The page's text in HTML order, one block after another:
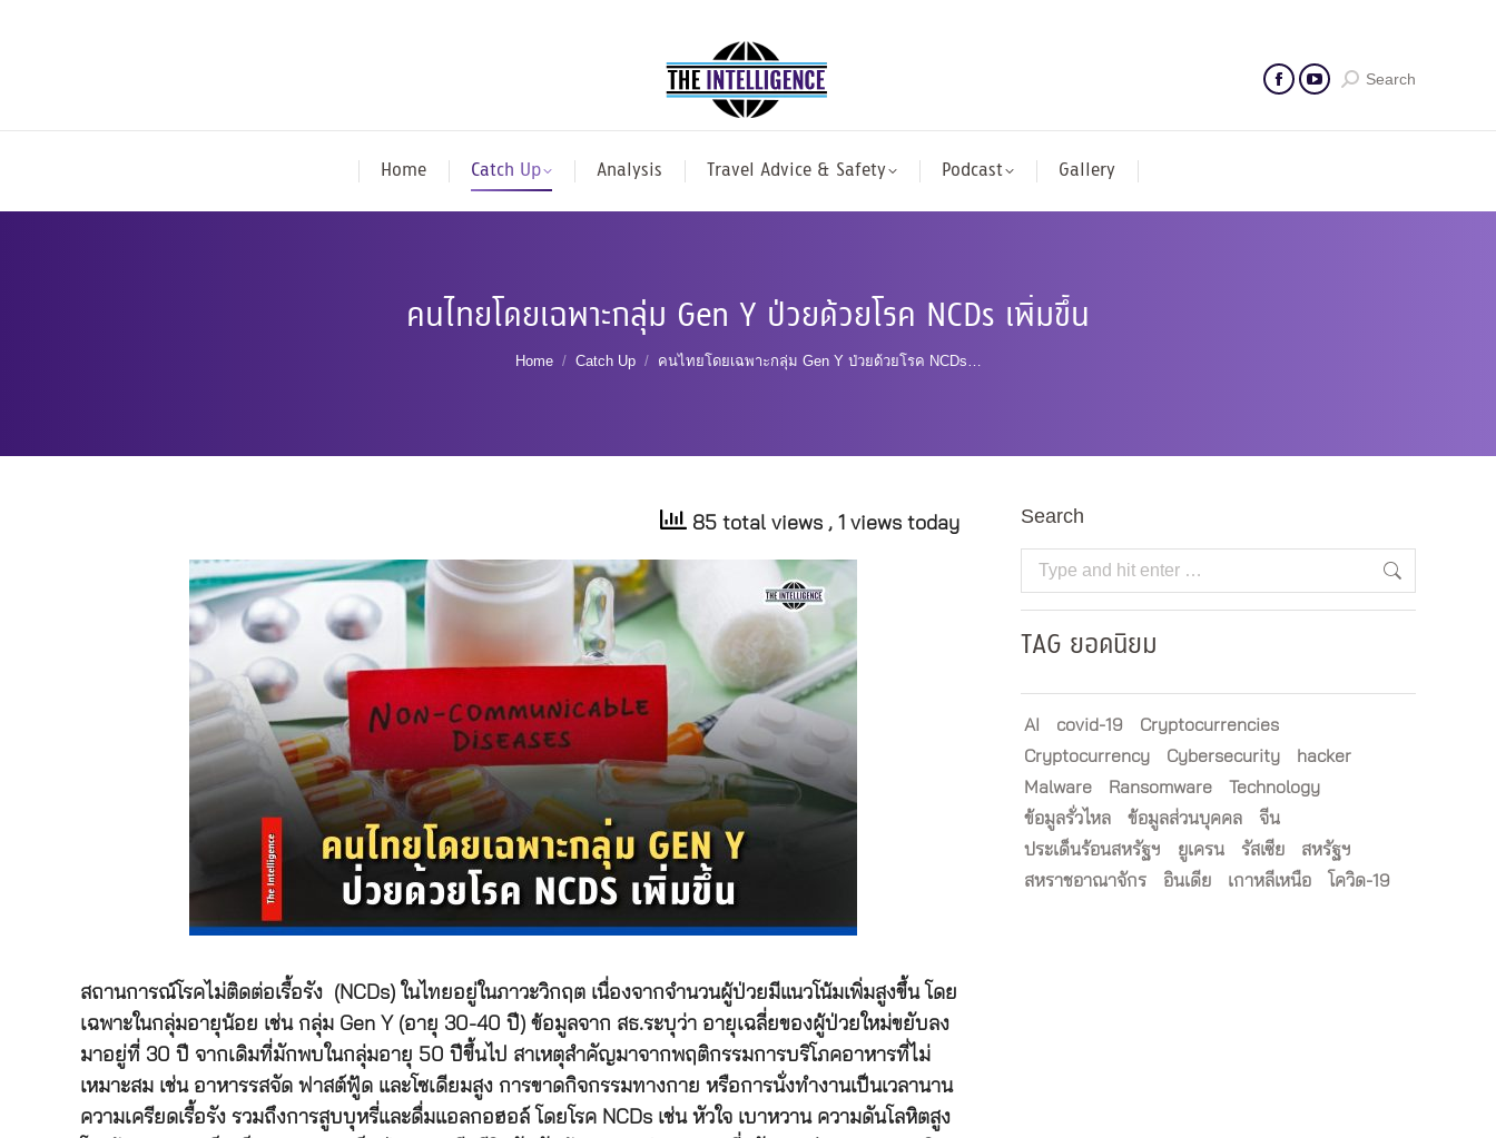
Search
Home Catch Up Analysis Travel Advice & Safety Podcast Gallery
คนไทยโดยเฉพาะกลุ่ม Gen Y ป่วยด้วยโรค NCDs เพิ่มขึ้น
You are here:
Home Catch Up คนไทยโดยเฉพาะกลุ่ม Gen Y ป่วยด้วยโรค NCDs…
85 total views , 1 views today
สถานการณ์โรคไม่ติดต่อเรื้อรัง (NCDs) ในไทยอยู่ในภาวะวิกฤต เนื่องจากจำนวนผู้ป่วยมีแนวโน้มเพิ่มสูงขึ้น โดย
เฉพาะในกลุ่มอายุน้อย เช่น กลุ่ม Gen Y (อายุ 30-40 ปี) ข้อมูลจาก สธ.ระบุว่า อายุเฉลี่ยของผู้ป่วยใหม่ขยับลง
มาอยู่ที่ 30 ปี จากเดิมที่มักพบในกลุ่มอายุ 50 ปีขึ้นไป สาเหตุสำคัญมาจากพฤติกรรมการบริโภคอาหารที่ไม่
เหมาะสม เช่น อาหารรสจัด ฟาสต์ฟู้ด และโซเดียมสูง การขาดกิจกรรมทางกาย หรือการนั่งทำงานเป็นเวลานาน
ความเครียดเรื้อรัง รวมถึงการสูบบุหรี่และดื่มแอลกอฮอล์ โดยโรค NCDs เช่น หัวใจ เบาหวาน ความดันโลหิตสูง
Search
Search:
TAG ยอดนิยม
AI covid-19
Cryptocurrencies
Cryptocurrency
Cybersecurity
hacker
Malware
Ransomware
Technology
ข้อมูลรั่วไหล
ข้อมูลส่วนบุคคล
จีน
ประเด็นร้อนสหรัฐฯ
ยูเครน รัสเซีย
สหรัฐฯ
สหราชอาณาจักร
อินเดีย เกาหลีเหนือ โควิด-19